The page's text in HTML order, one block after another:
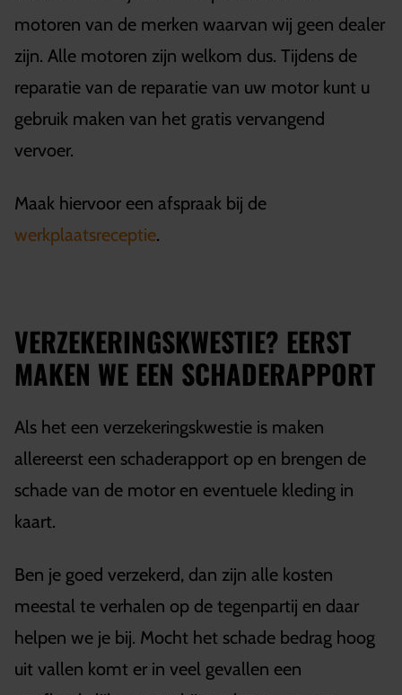
motoren van de merken waarvan wij geen dealer
zijn. Alle motoren zijn welkom dus. Tijdens de
reparatie van de reparatie van uw motor kunt u
gebruik maken van het gratis vervangend
vervoer.
Maak hiervoor een afspraak bij de
werkplaatsreceptie.
VERZEKERINGSKWESTIE? EERST
MAKEN WE EEN SCHADERAPPORT
Als het een verzekeringskwestie is maken
allereerst een schaderapport op en brengen de
schade van de motor en eventuele kleding in
kaart.
Ben je goed verzekerd, dan zijn alle kosten
meestal te verhalen op de tegenpartij en daar
helpen we je bij. Mocht het schade bedrag hoog
uit vallen komt er in veel gevallen een